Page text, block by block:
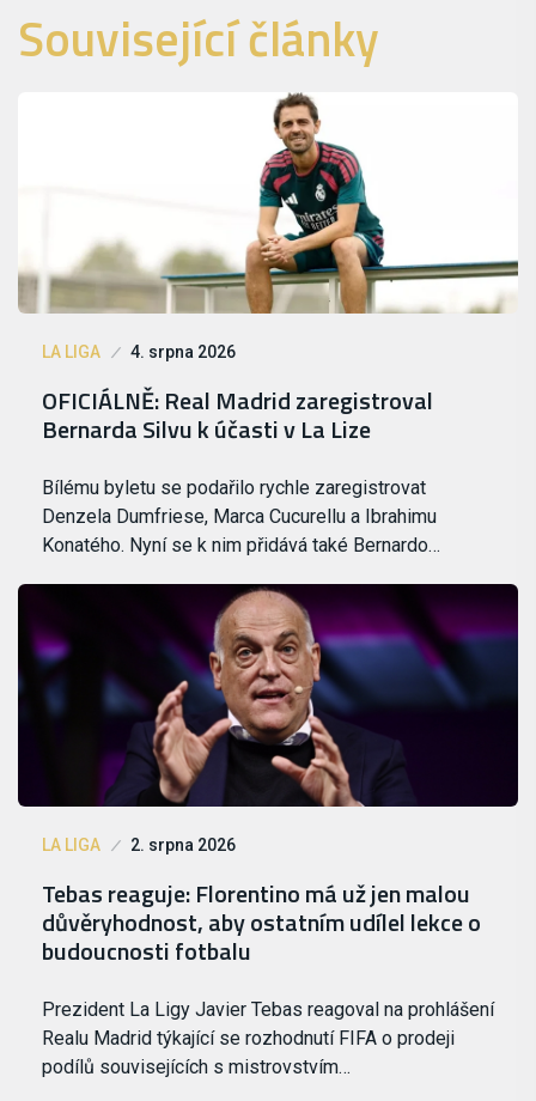
Související články
LA LIGA 4. srpna 2026
OFICIÁLNĚ: Real Madrid zaregistroval
Bernarda Silvu k účasti v La Lize
Bílému byletu se podařilo rychle zaregistrovat
Denzela Dumfriese, Marca Cucurellu a Ibrahimu
Konatého. Nyní se k nim přidává také Bernardo…
LA LIGA 2. srpna 2026
Tebas reaguje: Florentino má už jen malou
důvěryhodnost, aby ostatním udílel lekce o
budoucnosti fotbalu
Prezident La Ligy Javier Tebas reagoval na prohlášení
Realu Madrid týkající se rozhodnutí FIFA o prodeji
podílů souvisejících s mistrovstvím…